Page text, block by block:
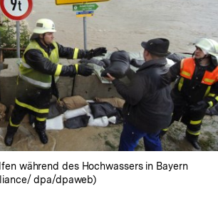
während des Hochwassers in Bayern
dpa/dpaweb)